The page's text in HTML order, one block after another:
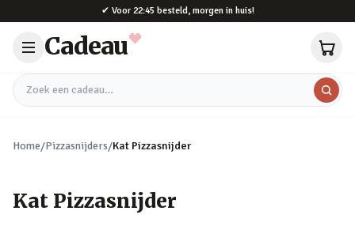
✔ Voor 22:45 besteld, morgen in huis!
Cadeau
Zoek een cadeau
Home/Pizzasnijders/Kat Pizzasnijder
Kat Pizzasnijder